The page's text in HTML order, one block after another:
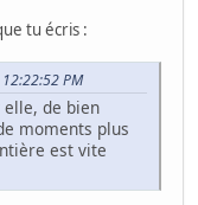
tu écris :
PM
elle, de bien
moments plus
est vite